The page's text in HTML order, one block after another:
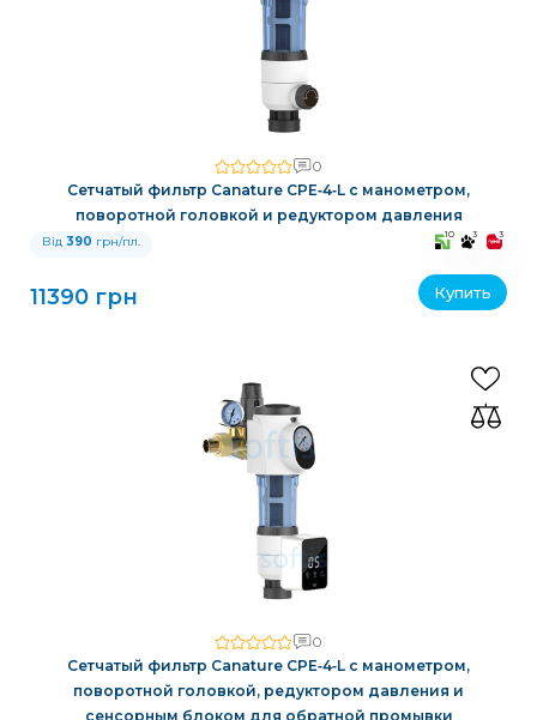
0
Сетчатый фильтр Canature CPE‑4‑L с манометром,
поворотной головкой и редуктором давления
Від 390 грн/пл. 10 3 3
11390 грн Купить
0
Сетчатый фильтр Canature CPE‑4‑L с манометром,
поворотной головкой, редуктором давления и
сенсорным блоком для обратной промывки